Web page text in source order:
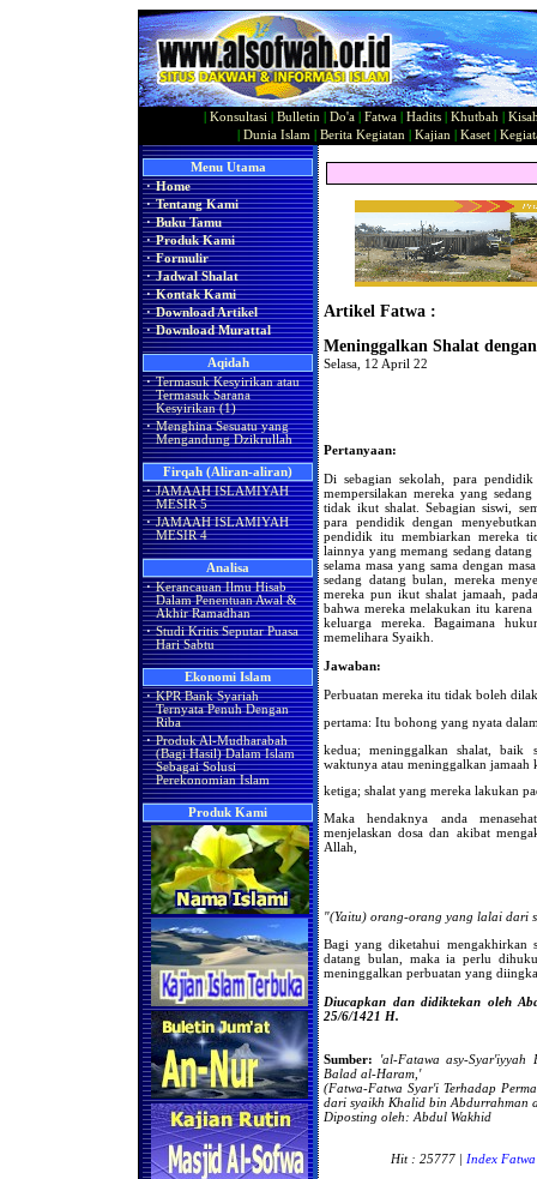
Konsultasi Bulletin Do'a Fatwa Hadits Khutbah
Dunia Islam Berita Kegiatan Kajian Kaset|
Menu Utama
· Home
· Tentang Kami
· Buku Tamu
· Produk Kami
· Formulir
· Jadwal Shalat
· Kontak Kami
· Download Artikel
· Download Murattal
Aqidah
· Termasuk Kesyirikan atau
Termasuk Sarana
Kesyirikan (1)
· Menghina Sesuatu yang
Mengandung Dzikrullah
Firqah (Aliran-aliran)
· JAMAAH ISLAMIYAH
MESIR 5
· JAMAAH ISLAMIYAH
MESIR 4
Analisa
· Kerancauan Ilmu Hisab
Dalam Penentuan Awal &
Akhir Ramadhan
· Studi Kritis Seputar Puasa
Hari Sabtu
Ekonomi Islam
· KPR Bank Syariah
Ternyata Penuh Dengan
Riba
· Produk Al-Mudharabah
(Bagi Hasil) Dalam Islam
Sebagai Solusi
Perekonomian Islam
Produk Kami
Artikel Fatwa :
Meninggalkan Shalat
Selasa, 12 April 22
Pertanyaan:
Di sebagian sekolah, para
mempersilakan mereka yang
tidak ikut shalat. Sebagian siswi,
para pendidik dengan
pendidik itu membiarkan mereka
lainnya yang memang sedang
selama masa yang sama dengan
sedang datang bulan, mereka
mereka pun ikut shalat jamaah,
bahwa mereka melakukan itu
keluarga mereka. Bagaimana
memelihara Syaikh.
Jawaban:
Perbuatan mereka itu tidak boleh
pertama: Itu bohong yang nyata
kedua; meninggalkan shalat, baik
waktunya atau meninggalkan jamaah
ketiga; shalat yang mereka lakukan
Maka hendaknya anda
menjelaskan dosa dan akibat
Allah,
"(Yaitu) orang-orang yang lalai dari
Bagi yang diketahui mengakhirkan
datang bulan, maka ia perlu
meninggalkan perbuatan yang
Diucapkan dan didiktekan oleh
25/6/1421 H.
Sumber:
'al-Fatawa asy-
Balad al-Haram,'
(Fatwa-Fatwa Syar'i Terhadap
dari syaikh Khalid bin Abdurrahman
Diposting oleh: Abdul Wakhid
Hit : 25777 | Index Fatwa